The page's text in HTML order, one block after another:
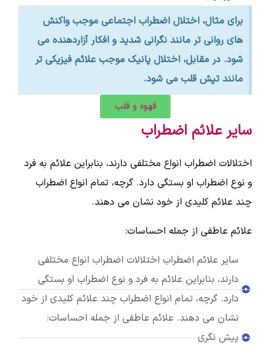
برای مثال، اختلال اضطراب اجتماعی موجب واکنش
های روانی تر مانند نگرانی شدید و افکار آزاردهنده می
شود. در مقابل، اختلال پانیک موجب علائم فیزیکی تر
مانند تپش قلب می شود.
قهوه و قلب
سایر علائم اضطراب
اختلالات اضطراب انواع مختلفی دارند، بنابراین علائم به فرد
و نوع اضطراب او بستگی دارد. گرچه، تمام انواع اضطراب
چند علائم کلیدی از خود نشان می دهند.
علائم عاطفی از جمله احساسات:
سایر علائم اضطراب اختلالات اضطراب انواع مختلفی
دارند، بنابراین علائم به فرد و نوع اضطراب او بستگی
دارد. گرچه، تمام انواع اضطراب چند علائم کلیدی از خود
نشان می دهند. علائم عاطفی از جمله احساسات:
پیش نگری